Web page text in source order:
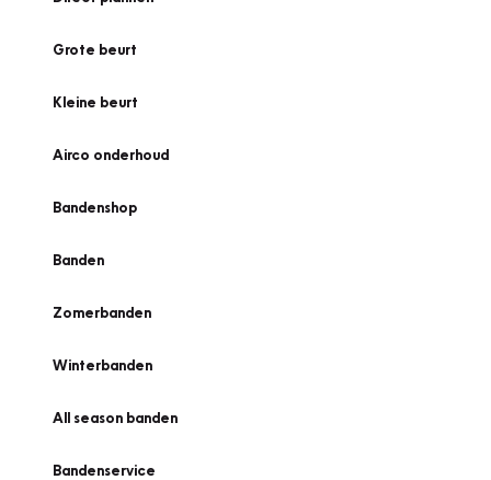
Grote beurt
Kleine beurt
Airco onderhoud
Bandenshop
Banden
Zomerbanden
Winterbanden
All season banden
Bandenservice